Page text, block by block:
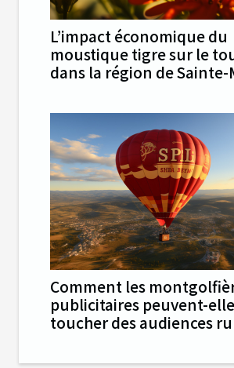
L’impact économique du
moustique tigre sur le
dans la région de Sainte-
Comment les
publicitaires peuvent-
toucher des audiences